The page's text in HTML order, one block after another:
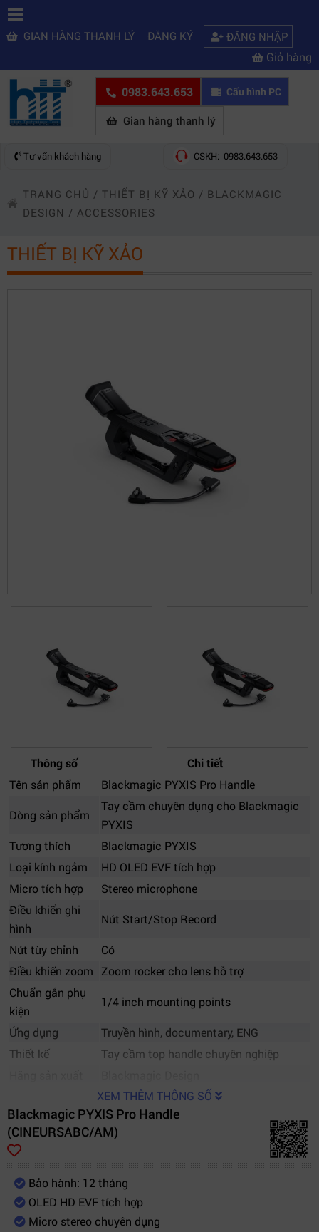
GIAN HÀNG THANH LÝ ĐĂNG KÝ ĐĂNG NHẬP
Giỏ hàng
0983.643.653 Cấu hình PC
Gian hàng thanh lý
Tư vấn khách hàng CSKH: 0983.643.653
TRANG CHỦ / THIẾT BỊ KỸ XẢO / BLACKMAGIC
DESIGN / ACCESSORIES
THIẾT BỊ KỸ XẢO
Thông số
Chi tiết
Tên sản phẩm
Blackmagic PYXIS Pro Handle
Dòng sản phẩm
Tay cầm chuyên dụng cho Blackmagic
PYXIS
Tương thích
Blackmagic PYXIS
Loại kính ngắm
HD OLED EVF tích hợp
Micro tích hợp
Stereo microphone
Điều khiển ghi
hình
Nút Start/Stop Record
Nút tùy chỉnh
Có
Điều khiển zoom
Zoom rocker cho lens hỗ trợ
Chuẩn gắn phụ
kiện
1/4 inch mounting points
Ứng dụng
Truyền hình, documentary, ENG
Thiết kế
Tay cầm top handle chuyên nghiệp
XEM THÊM THÔNG SỐ
Blackmagic PYXIS Pro Handle
(CINEURSABC/AM)
Bảo hành: 12 tháng
OLED HD EVF tích hợp
Micro stereo chuyên dụng